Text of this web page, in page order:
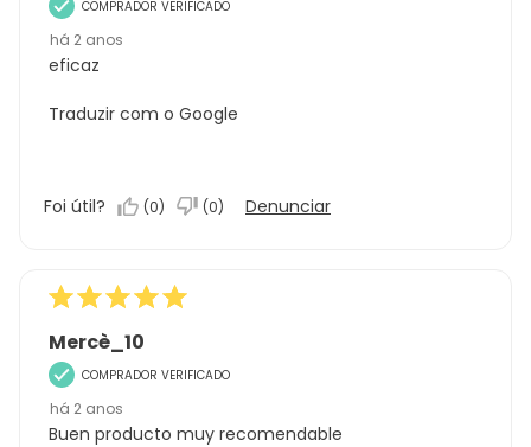
COMPRADOR VERIFICADO
há 2 anos
eficaz
Traduzir com o Google
Foi útil? (0) (0) Denunciar
Mercè_10
COMPRADOR VERIFICADO
há 2 anos
Buen producto muy recomendable